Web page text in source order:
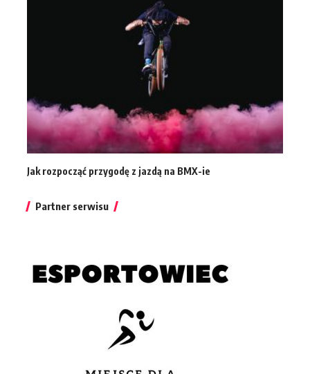
Jak rozpocząć przygodę z jazdą na BMX-ie
Partner serwisu